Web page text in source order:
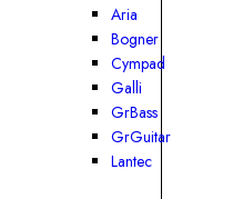
Aria
Bogner
Cympad
Galli
GrBass
GrGuitar
Lantec